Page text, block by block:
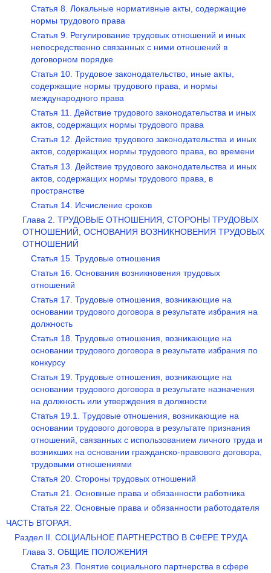
Статья 8. Локальные нормативные акты, содержащие
нормы трудового права
Статья 9. Регулирование трудовых отношений и иных
непосредственно связанных с ними отношений в
договорном порядке
Статья 10. Трудовое законодательство, иные акты,
содержащие нормы трудового права, и нормы
международного права
Статья 11. Действие трудового законодательства и иных
актов, содержащих нормы трудового права
Статья 12. Действие трудового законодательства и иных
актов, содержащих нормы трудового права, во времени
Статья 13. Действие трудового законодательства и иных
актов, содержащих нормы трудового права, в
пространстве
Статья 14. Исчисление сроков
Глава 2. ТРУДОВЫЕ ОТНОШЕНИЯ, СТОРОНЫ ТРУДОВЫХ
ОТНОШЕНИЙ, ОСНОВАНИЯ ВОЗНИКНОВЕНИЯ ТРУДОВЫХ
ОТНОШЕНИЙ
Статья 15. Трудовые отношения
Статья 16. Основания возникновения трудовых
отношений
Статья 17. Трудовые отношения, возникающие на
основании трудового договора в результате избрания на
должность
Статья 18. Трудовые отношения, возникающие на
основании трудового договора в результате избрания по
конкурсу
Статья 19. Трудовые отношения, возникающие на
основании трудового договора в результате назначения
на должность или утверждения в должности
Статья 19.1. Трудовые отношения, возникающие на
основании трудового договора в результате признания
отношений, связанных с использованием личного труда и
возникших на основании гражданско-правового договора,
трудовыми отношениями
Статья 20. Стороны трудовых отношений
Статья 21. Основные права и обязанности работника
Статья 22. Основные права и обязанности работодателя
ЧАСТЬ ВТОРАЯ.
Раздел II. СОЦИАЛЬНОЕ ПАРТНЕРСТВО В СФЕРЕ ТРУДА
Глава 3. ОБЩИЕ ПОЛОЖЕНИЯ
Статья 23. Понятие социального партнерства в сфере